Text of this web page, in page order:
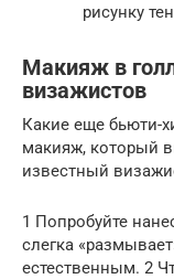
рисунку
Макияж в
визажистов
Какие еще бьюти-
макияж, который
известный
1 Попробуйте
слегка
естественным. 2